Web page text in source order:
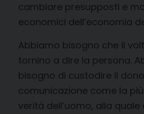
cambiare presupposti e
economici dell’economia
Abbiamo bisogno che il
tornino a dire la persona.
bisogno di custodire il
comunicazione come la
verità dell’uomo, alla